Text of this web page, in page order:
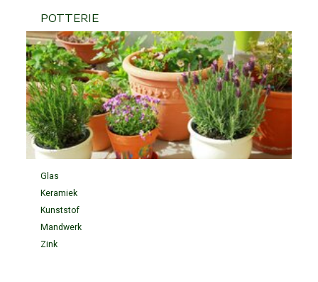
POTTERIE
Glas
Keramiek
Kunststof
Mandwerk
Zink